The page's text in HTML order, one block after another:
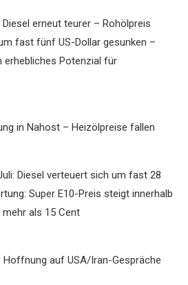
erneut teurer – Rohölpreis
fast fünf US-Dollar gesunken –
erhebliches Potenzial für
in Nahost – Heizölpreise fallen
Diesel verteuert sich um fast 28
Super E10-Preis steigt innerhalb
als 15 Cent
auf USA/Iran-Gespräche